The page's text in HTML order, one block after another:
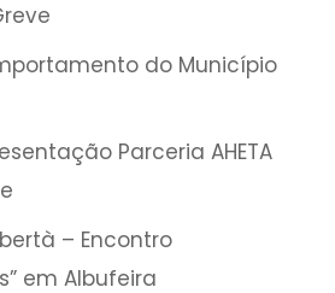
do Município
Parceria AHETA
– Encontro
em Albufeira